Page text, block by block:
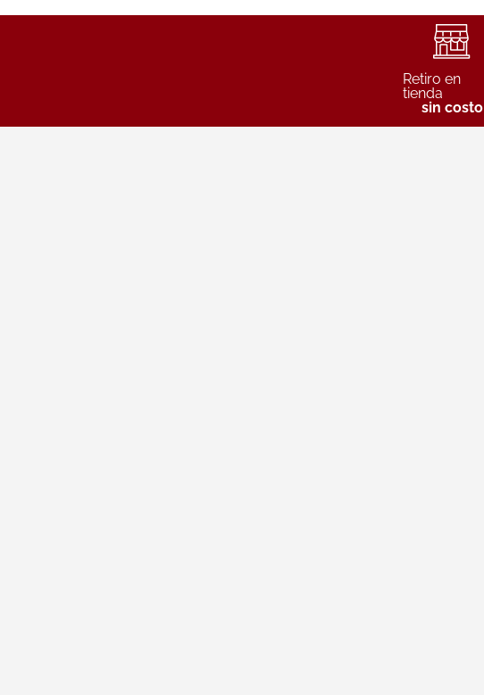
Retiro en
tienda
sin costo